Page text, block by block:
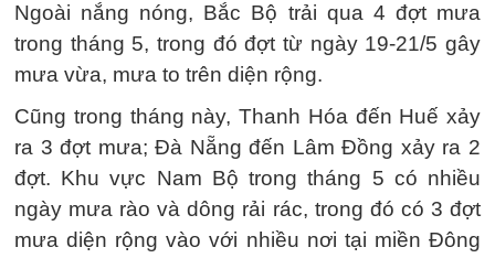
Ngoài nắng nóng, Bắc Bộ trải qua 4 đợt mưa
trong tháng 5, trong đó đợt từ ngày 19-21/5 gây
mưa vừa, mưa to trên diện rộng.
Cũng trong tháng này, Thanh Hóa đến Huế xảy
ra 3 đợt mưa; Đà Nẵng đến Lâm Đồng xảy ra 2
đợt. Khu vực Nam Bộ trong tháng 5 có nhiều
ngày mưa rào và dông rải rác, trong đó có 3 đợt
mưa diện rộng vào với nhiều nơi tại miền Đông